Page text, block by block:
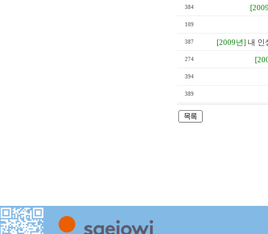
384
109
387 [2009년] 내 인
274
394
389